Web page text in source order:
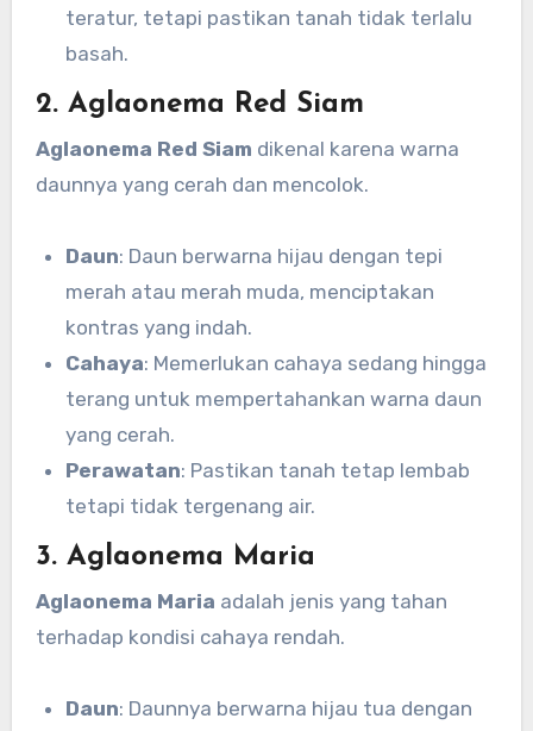
teratur, tetapi pastikan tanah tidak terlalu
basah.
2. Aglaonema Red Siam
Aglaonema Red Siam dikenal karena warna
daunnya yang cerah dan mencolok.
Daun: Daun berwarna hijau dengan tepi
merah atau merah muda, menciptakan
kontras yang indah.
Cahaya: Memerlukan cahaya sedang hingga
terang untuk mempertahankan warna daun
yang cerah.
Perawatan: Pastikan tanah tetap lembab
tetapi tidak tergenang air.
3. Aglaonema Maria
Aglaonema Maria adalah jenis yang tahan
terhadap kondisi cahaya rendah.
Daun: Daunnya berwarna hijau tua dengan